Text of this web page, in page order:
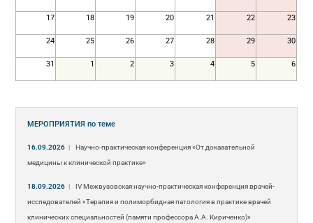
17 18 19 20 21 22 23
24 25 26 27 28 29 30
31 1 2 3 4 5 6
МЕРОПРИЯТИЯпо теме
16.09.2026 |
Научно-практическая конференция «От доказательной
медицины к клинической практике»
18.09.2026 |
IV Межвузовская научно-практическая конференция врачей-
исследователей «Терапия и полиморбидная патология в практике врачей
клинических специальностей (памяти профессора А.А. Кириченко)»